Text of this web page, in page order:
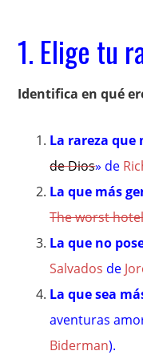
1. Elige tu
Identifica en qué
La rareza que
de Dios» de
La que más
The worst
La que no
Salvados de
La que sea
aventuras
Biderman).